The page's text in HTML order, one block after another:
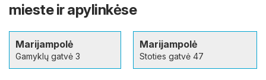
mieste ir apylinkėse
Marijampolė
Gamyklų gatvė 3
Marijampolė
Stoties gatvė 47